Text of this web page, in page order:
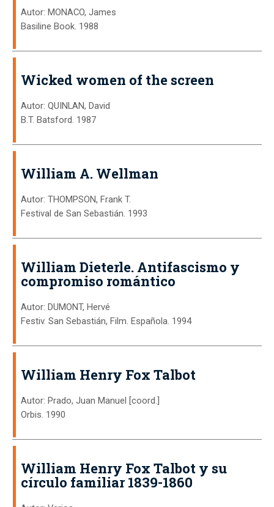
Autor: MONACO, James
Basiline Book. 1988
Wicked women of the screen
Autor: QUINLAN, David
B.T. Batsford. 1987
William A. Wellman
Autor: THOMPSON, Frank T.
Festival de San Sebastián. 1993
William Dieterle. Antifascismo y
compromiso romántico
Autor: DUMONT, Hervé
Festiv. San Sebastián, Film. Española. 1994
William Henry Fox Talbot
Autor: Prado, Juan Manuel [coord.]
Orbis. 1990
William Henry Fox Talbot y su
círculo familiar 1839-1860